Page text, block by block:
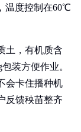
温度控制在60℃
土，有机质含
装方便作业。
会卡住播种机
反馈秧苗整齐